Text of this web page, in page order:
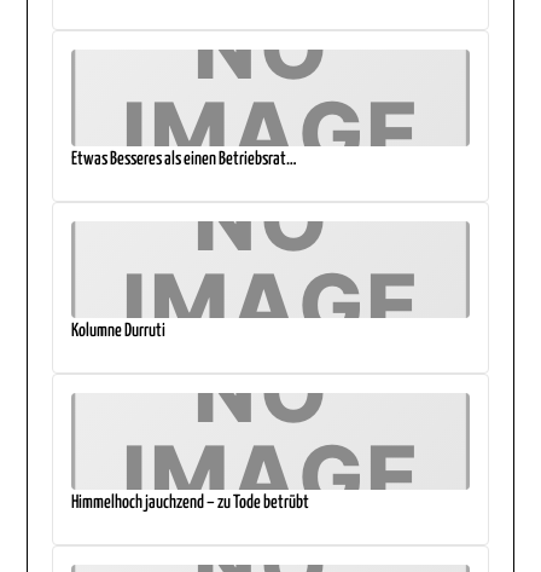
Etwas Besseres als einen Betriebsrat…
Kolumne Durruti
Himmelhoch jauchzend – zu Tode betrübt